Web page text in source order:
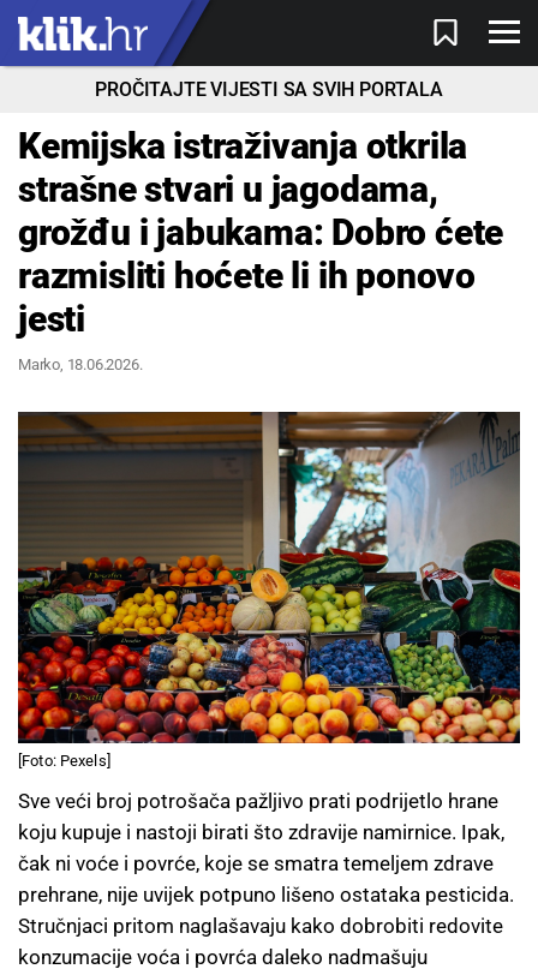
PROČITAJTE VIJESTI SA SVIH PORTALA
Kemijska istraživanja otkrila
strašne stvari u jagodama,
grožđu i jabukama: Dobro ćete
razmisliti hoćete li ih ponovo
jesti
Marko, 18.06.2026.
[Foto: Pexels]
Sve veći broj potrošača pažljivo prati podrijetlo hrane
koju kupuje i nastoji birati što zdravije namirnice. Ipak,
čak ni voće i povrće, koje se smatra temeljem zdrave
prehrane, nije uvijek potpuno lišeno ostataka pesticida.
Stručnjaci pritom naglašavaju kako dobrobiti redovite
konzumacije voća i povrća daleko nadmašuju